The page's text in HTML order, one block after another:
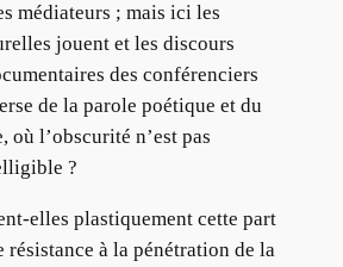
médiateurs ; mais ici les
jouent et les discours
des conférenciers
de la parole poétique et du
où l’obscurité n’est pas
?
elles plastiquement cette part
résistance à la pénétration de la